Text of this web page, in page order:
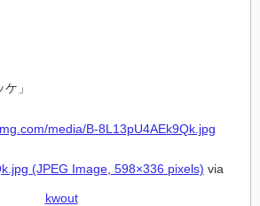
」
(JPEG Image, 598×336 pixels) via
kwout